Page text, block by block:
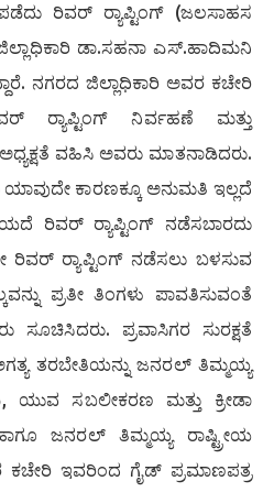
ರಿವರ್ ರ‍್ಯಾಪ್ಟಿಂಗ್ (ಜಲಸಾಹಸ
ಡಾ.ಸಹನಾ ಎಸ್.ಹಾದಿಮನಿ
ನಗರದ ಜಿಲ್ಲಾಧಿಕಾರಿ ಅವರ ಕಚೇರಿ
ರ‍್ಯಾಪ್ಟಿಂಗ್ ನಿರ್ವಹಣೆ ಮತ್ತು
ವಹಿಸಿ ಅವರು ಮಾತನಾಡಿದರು.
ಕಾರಣಕ್ಕೂ ಅನುಮತಿ ಇಲ್ಲದೆ
ರಿವರ್ ರ‍್ಯಾಪ್ಟಿಂಗ್ ನಡೆಸಬಾರದು
ರಿವರ್ ರ‍್ಯಾಪ್ಟಿಂಗ್ ನಡೆಸಲು ಬಳಸುವ
ಪ್ರತೀ ತಿಂಗಳು ಪಾವತಿಸುವಂತೆ
ಪ್ರವಾಸಿಗರ ಸುರಕ್ಷತೆ
ತರಬೇತಿಯನ್ನು ಜನರಲ್ ತಿಮ್ಮಯ್ಯ
ಯುವ ಸಬಲೀಕರಣ ಮತ್ತು ಕ್ರೀಡಾ
ಜನರಲ್ ತಿಮ್ಮಯ್ಯ ರಾಷ್ಟ್ರೀಯ
ಇವರಿಂದ ಗೈಡ್ ಪ್ರಮಾಣಪತ್ರ